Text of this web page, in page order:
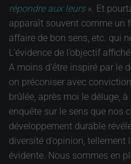
répondre aux leurs». Et
apparaît souvent comme un
affaire de bon sens, etc. qui
L’évidence de l’objectif
A moins d’être inspiré par le
on préconiser avec
brûlée, après moi le déluge, à
enquête sur le sens que nos
développement durable
diversité d’opinion,
évidente. Nous sommes en